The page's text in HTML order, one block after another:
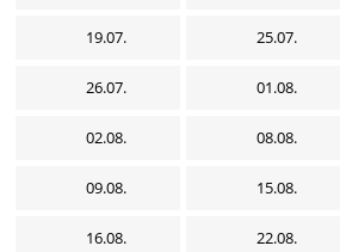
19.07. 25.07.
26.07. 01.08.
02.08. 08.08.
09.08. 15.08.
16.08. 22.08.